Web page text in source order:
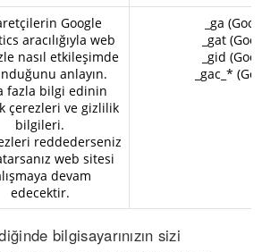
Google
aracılığıyla web
nasıl etkileşimde
anlayın.
fazla bilgi edinin
çerezleri ve gizlilik
bilgileri.
reddederseniz
web sitesi
devam
edecektir.
_ga
_gat
_gid
_gac_*
bilgisayarınızın sizi